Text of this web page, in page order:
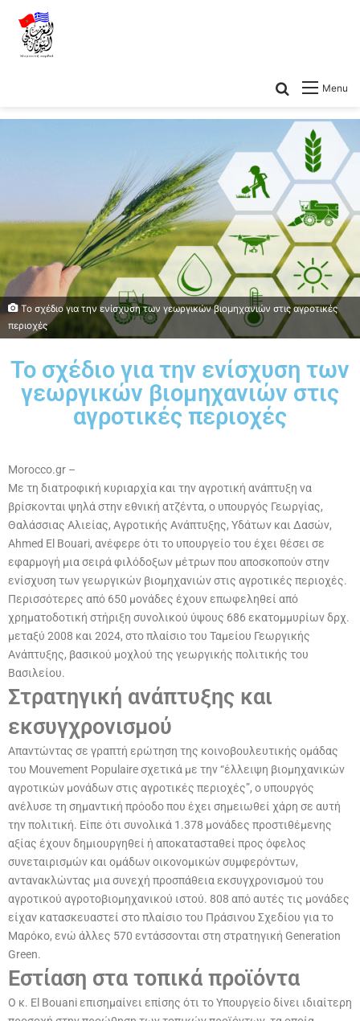
Menu
Το σχέδιο για την ενίσχυση των γεωργικών βιομηχανιών στις αγροτικές
περιοχές
Το σχέδιο για την ενίσχυση των
γεωργικών βιομηχανιών στις
αγροτικές περιοχές
Morocco.gr –
Με τη διατροφική κυριαρχία και την αγροτική ανάπτυξη να
βρίσκονται ψηλά στην εθνική ατζέντα, ο υπουργός Γεωργίας,
Θαλάσσιας Αλιείας, Αγροτικής Ανάπτυξης, Υδάτων και Δασών,
Ahmed El Bouari, ανέφερε ότι το υπουργείο του έχει θέσει σε
εφαρμογή μια σειρά φιλόδοξων μέτρων που αποσκοπούν στην
ενίσχυση των γεωργικών βιομηχανιών στις αγροτικές περιοχές.
Περισσότερες από 650 μονάδες έχουν επωφεληθεί από
χρηματοδοτική στήριξη συνολικού ύψους 686 εκατομμυρίων δρχ.
μεταξύ 2008 και 2024, στο πλαίσιο του Ταμείου Γεωργικής
Ανάπτυξης, βασικού μοχλού της γεωργικής πολιτικής του
Βασιλείου.
Στρατηγική ανάπτυξης και
εκσυγχρονισμού
Απαντώντας σε γραπτή ερώτηση της κοινοβουλευτικής ομάδας
του Mouvement Populaire σχετικά με την “έλλειψη βιομηχανικών
αγροτικών μονάδων στις αγροτικές περιοχές”, ο υπουργός
ανέλυσε τη σημαντική πρόοδο που έχει σημειωθεί χάρη σε αυτή
την πολιτική. Είπε ότι συνολικά 1.378 μονάδες προστιθέμενης
αξίας έχουν δημιουργηθεί ή αποκατασταθεί προς όφελος
συνεταιρισμών και ομάδων οικονομικών συμφερόντων,
αντανακλώντας μια συνεχή προσπάθεια εκσυγχρονισμού του
αγροτικού αγροτοβιομηχανικού ιστού. 808 από αυτές τις μονάδες
είχαν κατασκευαστεί στο πλαίσιο του Πράσινου Σχεδίου για το
Μαρόκο, ενώ άλλες 570 εντάσσονται στη στρατηγική Generation
Green.
Εστίαση στα τοπικά προϊόντα
Ο κ. El Bouani επισημαίνει επίσης ότι το Υπουργείο δίνει ιδιαίτερη